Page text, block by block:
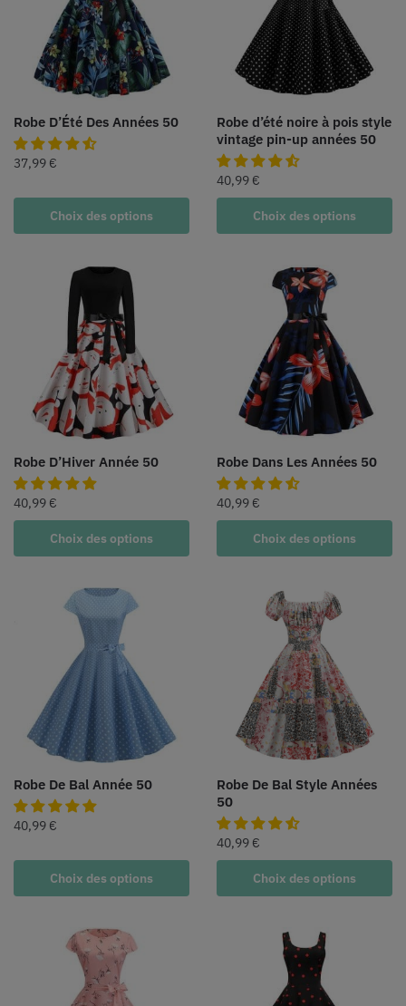
Robe D’Été Des Années 50
37,99 €
Choix des options
Robe d’été noire à pois style
vintage pin-up années 50
40,99 €
Choix des options
Robe D’Hiver Année 50
40,99 €
Choix des options
Robe Dans Les Années 50
40,99 €
Choix des options
Robe De Bal Année 50
40,99 €
Choix des options
Robe De Bal Style Années
50
40,99 €
Choix des options